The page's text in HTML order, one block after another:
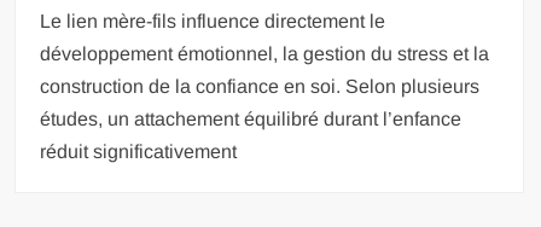
Le lien mère-fils influence directement le
développement émotionnel, la gestion du stress et la
construction de la confiance en soi. Selon plusieurs
études, un attachement équilibré durant l’enfance
réduit significativement